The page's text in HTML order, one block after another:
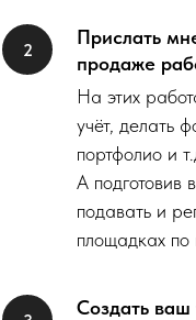
Прислать
продаже
На этих
учёт, делать
портфолио и
А подготовив
подавать и
площадках по
Создать ваш